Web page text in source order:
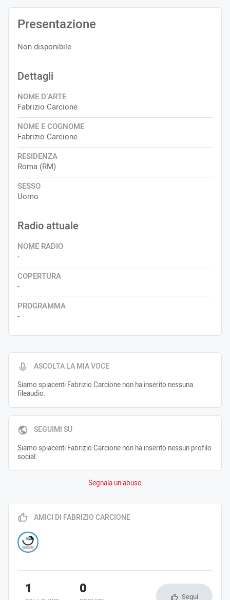
ASCOLTA LA MIA VOCE
Siamo spiacenti Fabrizio Carcione non ha inserito nessuna
fileaudio.
SEGUIMI SU
Siamo spiacenti Fabrizio Carcione non ha inserito nessun profilo
social.
Segnala un abuso
Presentazione
Non disponibile
Dettagli
NOME D’ARTE
Fabrizio Carcione
NOME E COGNOME
Fabrizio Carcione
RESIDENZA
Roma (RM)
SESSO
Uomo
Radio attuale
NOME RADIO
-
COPERTURA
-
PROGRAMMA
-
AMICI DI FABRIZIO CARCIONE
1 0 Segui